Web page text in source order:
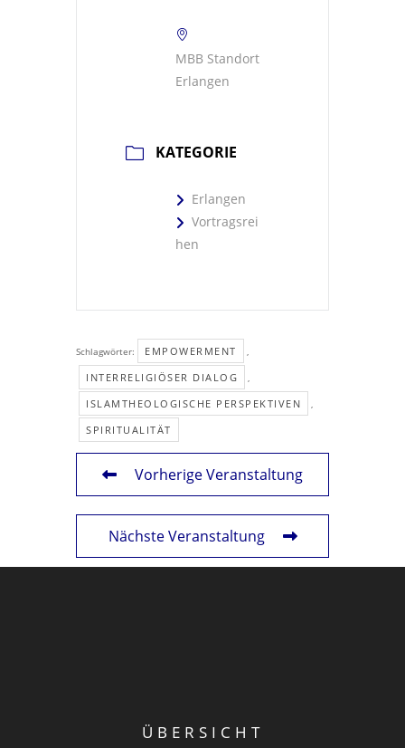
MBB Standort
Erlangen
KATEGORIE
Erlangen
Vortragsrei
hen
Schlagwörter: EMPOWERMENT ,
INTERRELIGIÖSER DIALOG ,
ISLAMTHEOLOGISCHE PERSPEKTIVEN ,
SPIRITUALITÄT
Vorherige Veranstaltung
Nächste Veranstaltung
ÜBERSICHT